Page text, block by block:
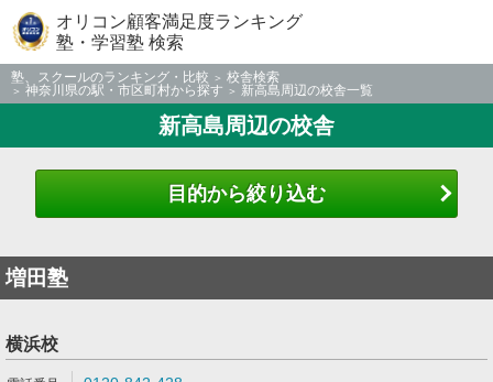
オリコン顧客満足度ランキング
塾・学習塾 検索
塾、スクールのランキング・比較
校舎検索
神奈川県の駅・市区町村から探す
新高島周辺の校舎一覧
新高島周辺の校舎
目的から絞り込む
増田塾
横浜校